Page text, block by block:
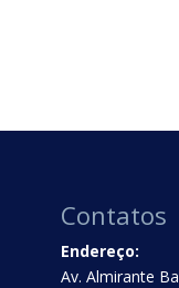
Contatos
Endereço:
Av. Almirante